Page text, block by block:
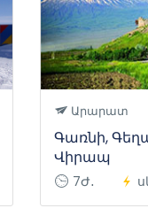
Արարատ
Գառնի,
Վիրապ
7Ժ․